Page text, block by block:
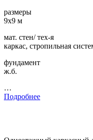
размеры
9х9 м
мат. стен/ тех-я
каркас, стропильная
фундамент
ж.б.
…
Подробнее